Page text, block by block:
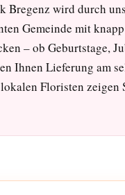
Bregenz wird durch
Gemeinde mit
– ob Geburtstage,
Ihnen Lieferung am
Floristen zeigen